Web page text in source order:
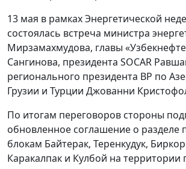
13 мая в рамках Энергетической
состоялась встреча министра
Мирзамахмудова, главы
Сангинова, президента SOCAR
регионального президента BP по
Грузии и Турции Джованни
По итогам переговоров стороны
обновленное соглашение о разделе
блокам Байтерак, Теренкудук,
Каракалпак и Кулбой на территории